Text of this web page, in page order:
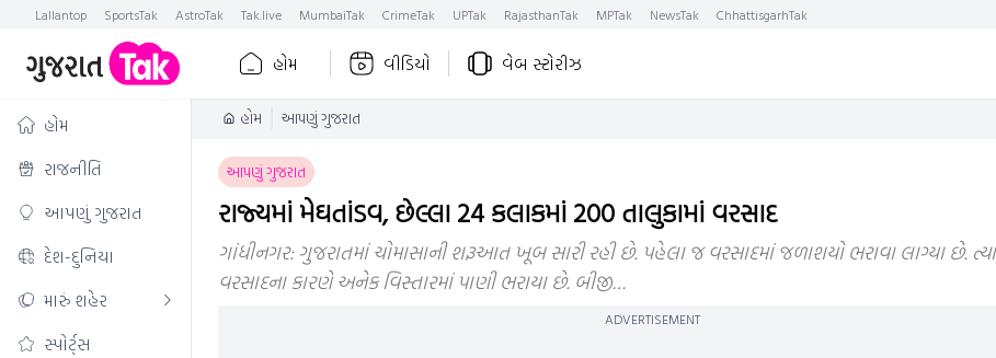
Lallantop SportsTak AstroTak Tak.live MumbaiTak CrimeTak UPTak RajasthanTak MPTak NewsTak ChhattisgarhTak
હોમ વીડિયો વેબ સ્ટોરીઝ
હોમ
રાજનીતિ
આપણું ગુજરાત
દેશ-દુનિયા
મારું શહેર
સ્પોર્ટ્સ
હોમ આપણું ગુજરાત
આપણું ગુજરાત
રાજ્યમાં મેઘતાંડવ, છેલ્લા 24 કલાકમાં 200 તાલુકામાં વરસાદ
ગાંધીનગર: ગુજરાતમાં ચોમાસાની શરૂઆત ખૂબ સારી રહી છે. પહેલા જ વરસાદમાં જળાશયો ભરાવા લાગ્યા છે.
વરસાદના કારણે અનેક વિસ્તારમાં પાણી ભરાયા છે. બીજી…
ADVERTISEMENT